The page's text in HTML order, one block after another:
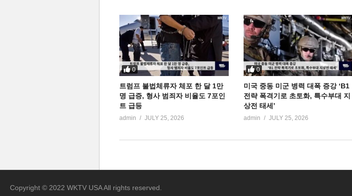
0
트럼프 불법체류자 체포 한 달 1만
명 급증, 형사 범죄자 비율도 7포인
트 급등
admin JULY 25, 2026
0
미국 중동 미군 병력 대폭 증강 ‘B1
전략 폭격기로 초토화, 특수부대 지
상전 태세’
admin JULY 25, 2026
Copyright © 2022 WKTV USA All rights reserved.